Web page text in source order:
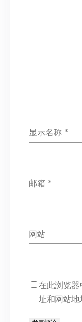
显示名称 *
邮箱 *
网站
在此浏览
址和网站地